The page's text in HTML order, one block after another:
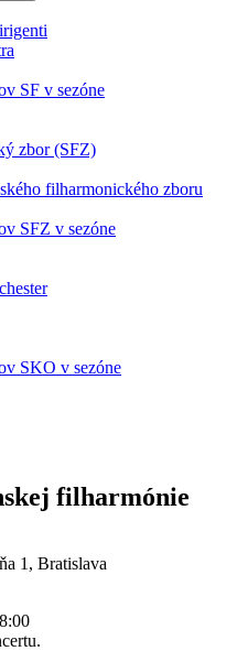
SF v sezóne
zbor (SFZ)
filharmonického zboru
SFZ v sezóne
SKO v sezóne
filharmónie
1, Bratislava